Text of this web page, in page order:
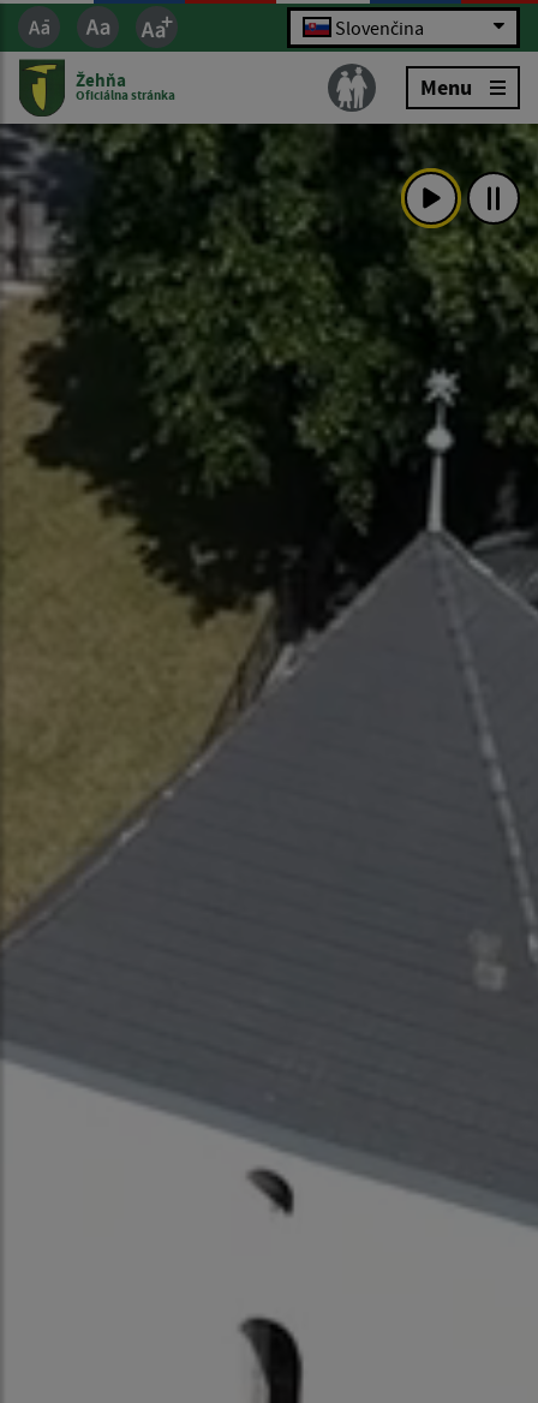
Slovenčina
Žehňa
Oficiálna stránka Menu